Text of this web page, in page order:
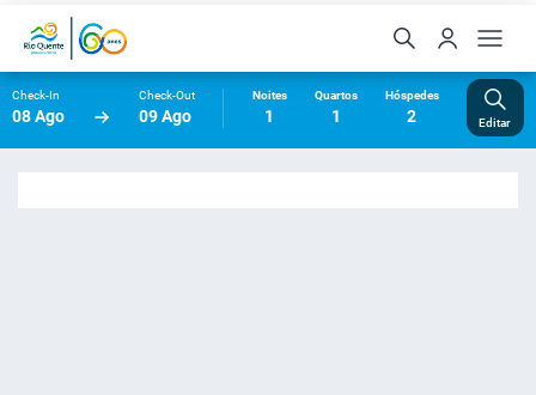
Check-In
08 Ago
Check-Out
09 Ago
Noites
1
Quartos
1
Hóspedes
2 Editar